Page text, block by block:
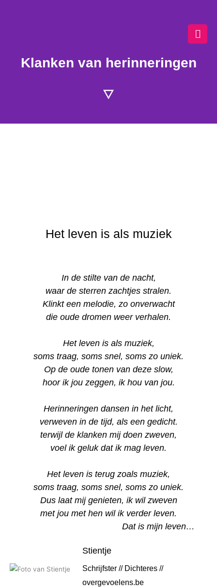
Klanken van herinneringen
Het leven is als muziek
In de stilte van de nacht,
waar de sterren zachtjes stralen.
Klinkt een melodie, zo onverwacht
die oude dromen weer verhalen.
Het leven is als muziek,
soms traag, soms snel, soms zo uniek.
Op de oude tonen van deze slow,
hoor ik jou zeggen, ik hou van jou.
Herinneringen dansen in het licht,
verweven in de tijd, als een gedicht.
terwijl de klanken mij doen zweven,
voel ik geluk dat ik mag leven.
Het leven is terug zoals muziek,
soms traag, soms snel, soms zo uniek.
Dus laat mij genieten, ik wil zweven
met jou met hen wil ik verder leven.
Dat is mijn leven…
Stientje
Schrijfster // Dichteres //
overgevoelens.be